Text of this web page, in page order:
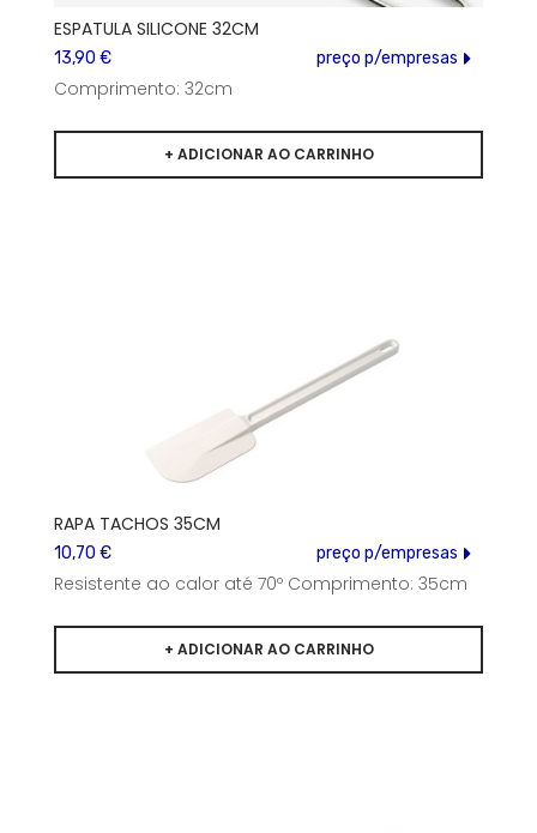
ESPATULA SILICONE 32CM
13,90 € preço p/empresas
Comprimento: 32cm
RAPA TACHOS 35CM
10,70 € preço p/empresas
Resistente ao calor até 70º Comprimento: 35cm